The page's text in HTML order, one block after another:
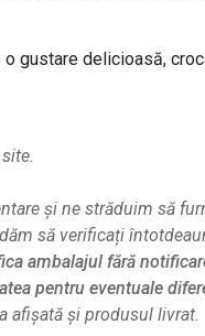
gustare delicioasă,
și ne străduim să
să verificați
ambalajul fără
pentru eventuale
afișată și produsul livrat.